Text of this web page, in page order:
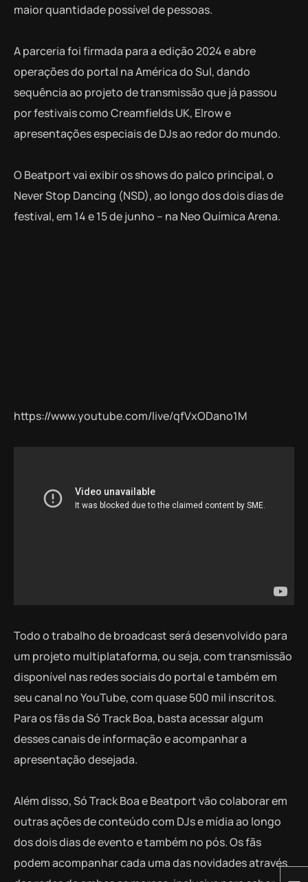
maior quantidade possível de pessoas.
A parceria foi firmada para a edição 2024 e abre
operações do portal na América do Sul, dando
sequência ao projeto de transmissão que já passou
por festivais como Creamfields UK, Elrow e
apresentações especiais de DJs ao redor do mundo.
O Beatport vai exibir os shows do palco principal, o
Never Stop Dancing (NSD), ao longo dos dois dias de
festival, em 14 e 15 de junho – na Neo Química Arena.
https://www.youtube.com/live/qfVxODano1M
Todo o trabalho de broadcast será desenvolvido para
um projeto multiplataforma, ou seja, com transmissão
disponível nas redes sociais do portal e também em
seu canal no YouTube, com quase 500 mil inscritos.
Para os fãs da Só Track Boa, basta acessar algum
desses canais de informação e acompanhar a
apresentação desejada.
Além disso, Só Track Boa e Beatport vão colaborar em
outras ações de conteúdo com DJs e mídia ao longo
dos dois dias de evento e também no pós. Os fãs
podem acompanhar cada uma das novidades através